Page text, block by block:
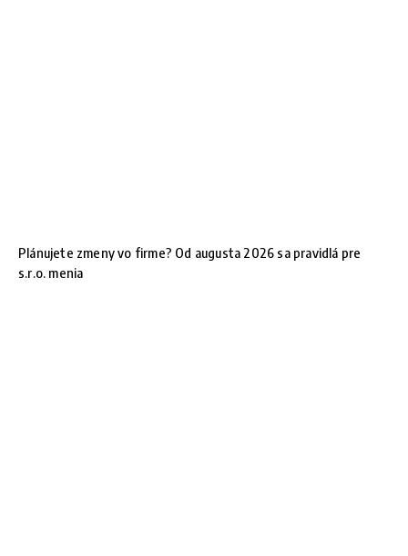
Plánujete zmeny vo firme? Od augusta 2026 sa pravidlá pre
s.r.o. menia